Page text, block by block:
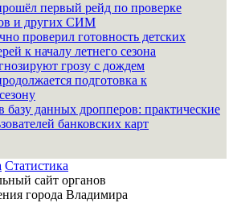
первый рейд по проверке
и других СИМ
проверил готовность детских
к началу летнего сезона
грозу с дождем
подготовка к
базу данных дропперов: практические
банковских карт
Статистика
сайт органов
города Владимира